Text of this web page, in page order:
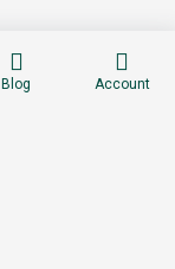
Blog Account